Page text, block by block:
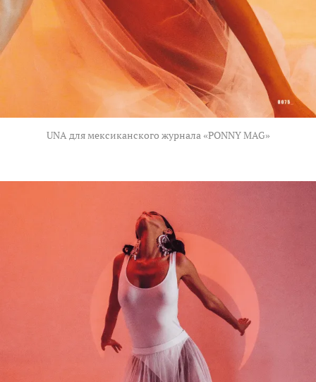
UNA для мексиканского журнала «PONNY MAG»